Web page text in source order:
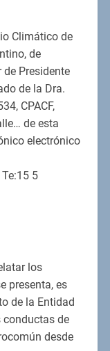
Climático de
de
Presidente
de la Dra.
CPACF,
de esta
electrónico
5
los
presenta, es
de la Entidad
conductas de
desde